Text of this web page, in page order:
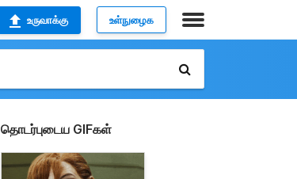
உருவாக்கு உள்நுழைக
தொடர்புடைய GIFகள்